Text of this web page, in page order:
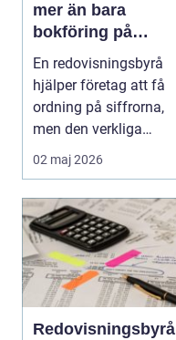
mer än bara
bokföring på
autopilot
En redovisningsbyrå
hjälper företag att få
ordning på siffrorna,
men den verkliga
styrkan ligger i a...
02 maj 2026
Redovisningsbyrå